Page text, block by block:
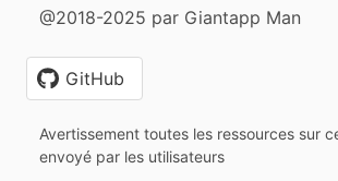
@2018-2025 par Giantapp Man
GitHub
Avertissement toutes les ressources sur
envoyé par les utilisateurs